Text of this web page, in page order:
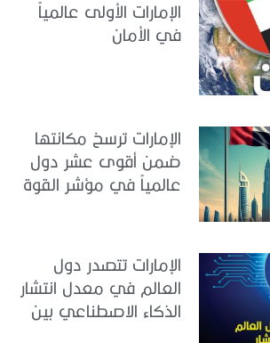
الإمارات الأولى عالمياً
في الأمان
الإمارات ترسخ مكانتها
ضمن أقوى عشر دول
عالمياً في مؤشر القوة
الإمارات تتصدر دول
العالم في معدل انتشار
الذكاء الاصطناعي بين